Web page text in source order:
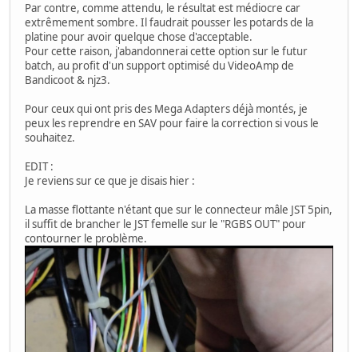
Par contre, comme attendu, le résultat est médiocre car
extrêmement sombre. Il faudrait pousser les potards de la
platine pour avoir quelque chose d'acceptable.
Pour cette raison, j'abandonnerai cette option sur le futur
batch, au profit d'un support optimisé du VideoAmp de
Bandicoot & njz3.
Pour ceux qui ont pris des Mega Adapters déjà montés, je
peux les reprendre en SAV pour faire la correction si vous le
souhaitez.
EDIT :
Je reviens sur ce que je disais hier :
La masse flottante n'étant que sur le connecteur mâle JST 5pin,
il suffit de brancher le JST femelle sur le "RGBS OUT" pour
contourner le problème.